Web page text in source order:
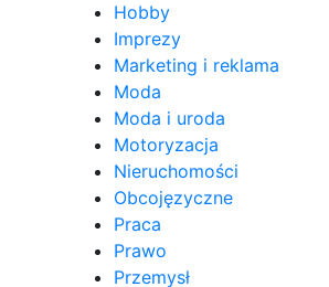
Hobby
Imprezy
Marketing i reklama
Moda
Moda i uroda
Motoryzacja
Nieruchomości
Obcojęzyczne
Praca
Prawo
Przemysł